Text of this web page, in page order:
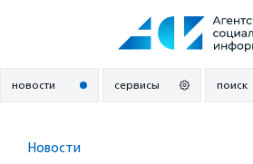
новости сервисы поиск
Новости